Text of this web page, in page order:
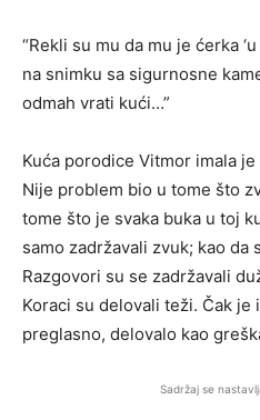
“Rekli su mu da mu je ćerka
na snimku sa sigurnosne
odmah vrati kući…”
Kuća porodice Vitmor imala
Nije problem bio u tome što
tome što je svaka buka u toj
samo zadržavali zvuk; kao da
Razgovori su se zadržavali
Koraci su delovali teži. Čak je
preglasno, delovalo kao
Sadržaj se